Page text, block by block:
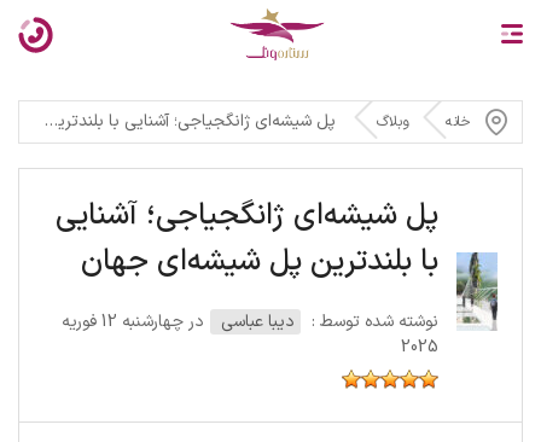
خانه وبلاگ پل شیشه‌ای ژانگجیاجی؛ آشنایی با بلندترین پل شیشه‌ای جهان
پل شیشه‌ای ژانگجیاجی؛ آشنایی
با بلندترین پل شیشه‌ای جهان
نوشته شده توسط : دیبا عباسی
در چهارشنبه 12 فوریه
2025